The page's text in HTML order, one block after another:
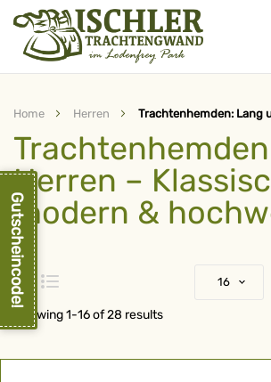
Home Herren Trachtenhemden: Lang
Herren –
modern &
Raster
Showing1-16of28 results
Gutscheincode!